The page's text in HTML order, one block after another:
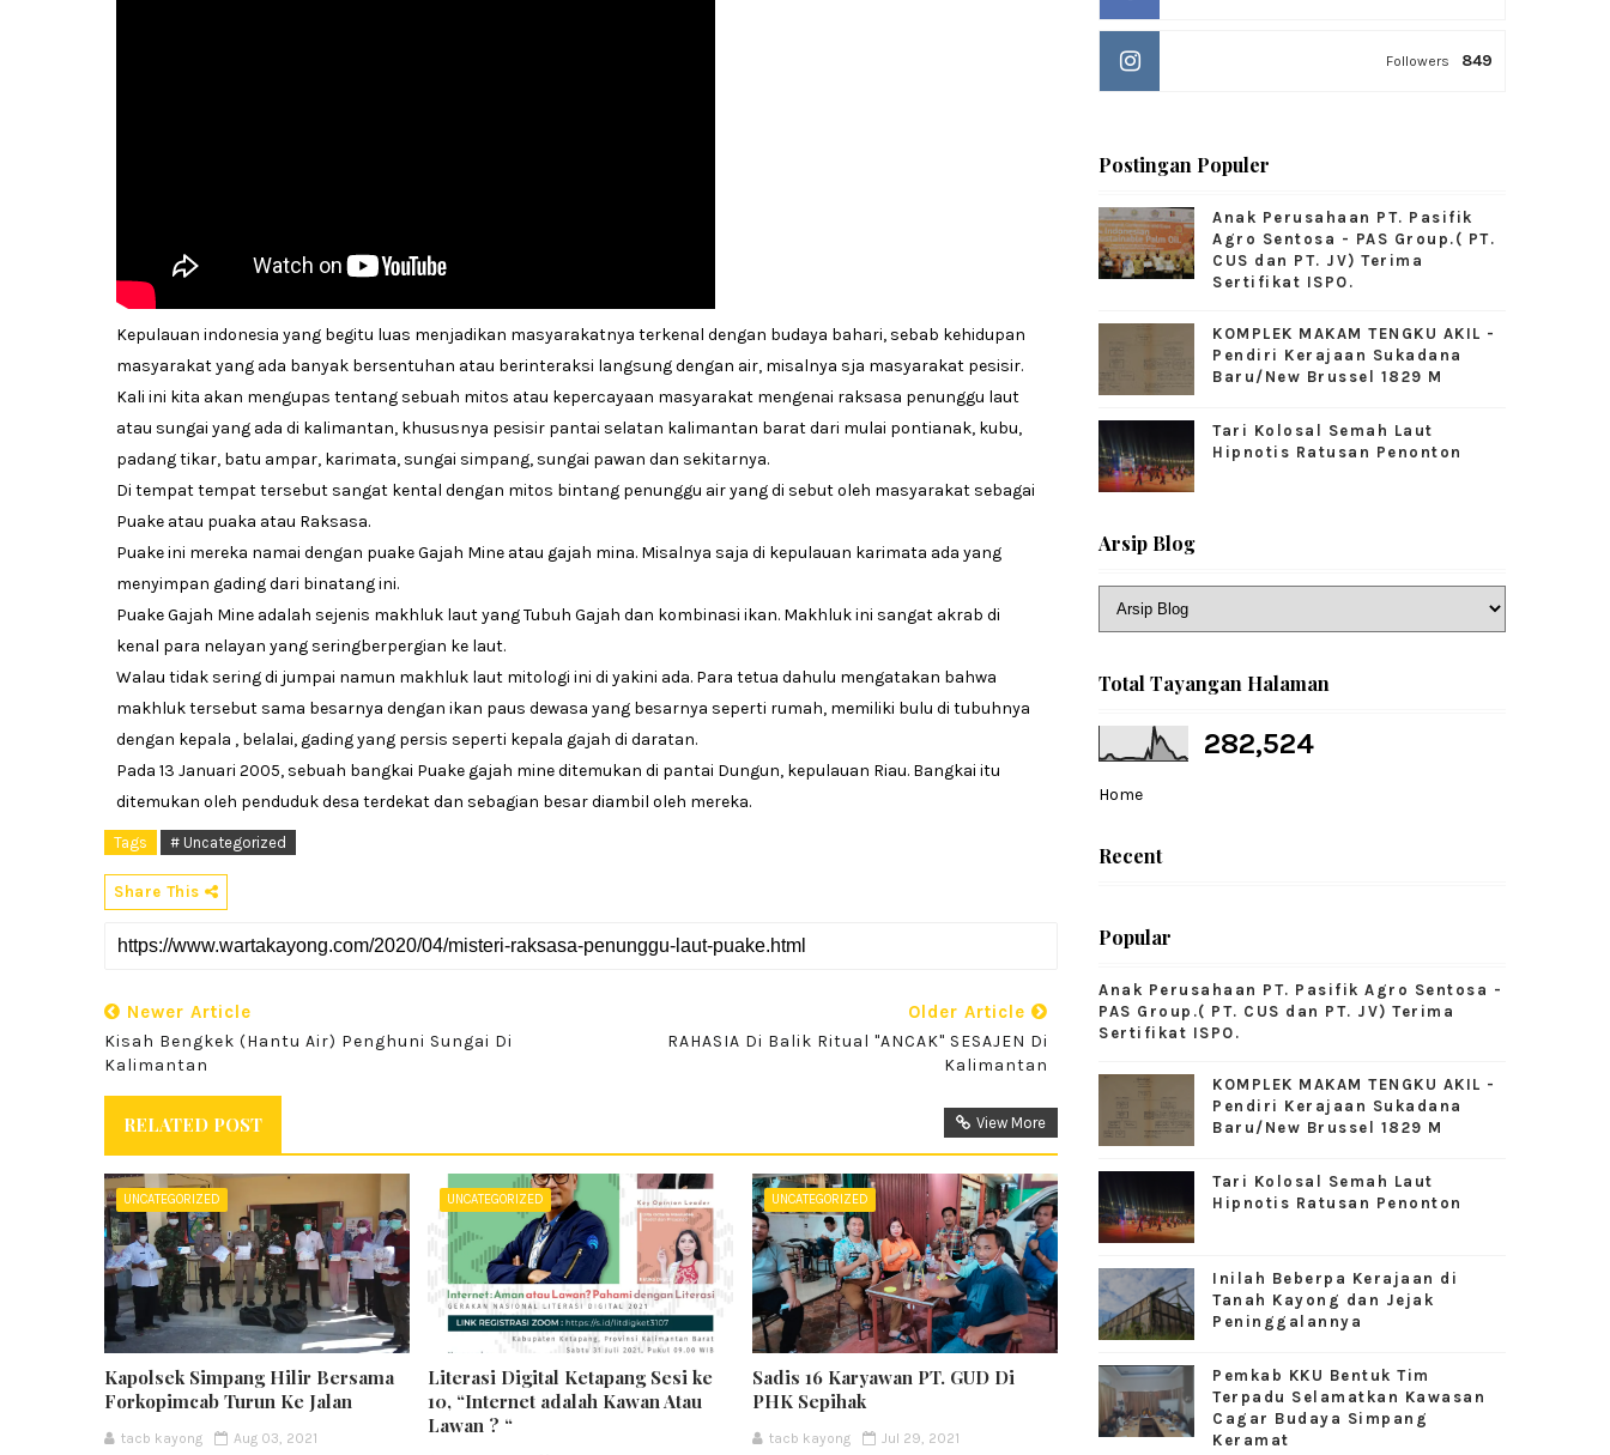
Kepulauan indonesia yang begitu luas menjadikan masyarakatnya terkenal dengan budaya bahari, sebab kehidupan
masyarakat yang ada banyak bersentuhan atau berinteraksi langsung dengan air, misalnya sja masyarakat pesisir.
Kali ini kita akan mengupas tentang sebuah mitos atau kepercayaan masyarakat mengenai raksasa penunggu laut
atau sungai yang ada di kalimantan, khususnya pesisir pantai selatan kalimantan barat dari mulai pontianak, kubu,
padang tikar, batu ampar, karimata, sungai simpang, sungai pawan dan sekitarnya.
Di tempat tempat tersebut sangat kental dengan mitos bintang penunggu air yang di sebut oleh masyarakat sebagai
Puake atau puaka atau Raksasa.
Puake ini mereka namai dengan puake Gajah Mine atau gajah mina. Misalnya saja di kepulauan karimata ada yang
menyimpan gading dari binatang ini.
Puake Gajah Mine adalah sejenis makhluk laut yang Tubuh Gajah dan kombinasi ikan. Makhluk ini sangat akrab di
kenal para nelayan yang seringberpergian ke laut.
Walau tidak sering di jumpai namun makhluk laut mitologi ini di yakini ada. Para tetua dahulu mengatakan bahwa
makhluk tersebut sama besarnya dengan ikan paus dewasa yang besarnya seperti rumah, memiliki bulu di tubuhnya
dengan kepala , belalai, gading yang persis seperti kepala gajah di daratan.
Pada 13 Januari 2005, sebuah bangkai Puake gajah mine ditemukan di pantai Dungun, kepulauan Riau. Bangkai itu
ditemukan oleh penduduk desa terdekat dan sebagian besar diambil oleh mereka.
Tags # Uncategorized
Share This
Newer Article
Kisah Bengkek (Hantu Air) Penghuni Sungai Di
Kalimantan
Older Article
RAHASIA Di Balik Ritual "ANCAK" SESAJEN Di
Kalimantan
RELATED POST View More
UNCATEGORIZED
Kapolsek Simpang Hilir Bersama
Forkopimcab Turun Ke Jalan
tacb kayong Aug 03, 2021
UNCATEGORIZED
Literasi Digital Ketapang Sesi ke
10, “Internet adalah Kawan Atau
Lawan ? “
UNCATEGORIZED
Sadis 16 Karyawan PT. GUD Di
PHK Sepihak
tacb kayong Jul 29, 2021
849
Followers
Postingan Populer
Anak Perusahaan PT. Pasifik
Agro Sentosa - PAS Group.( PT.
CUS dan PT. JV) Terima
Sertifikat ISPO.
KOMPLEK MAKAM TENGKU AKIL -
Pendiri Kerajaan Sukadana
Baru/New Brussel 1829 M
Tari Kolosal Semah Laut
Hipnotis Ratusan Penonton
Arsip Blog
Total Tayangan Halaman
282,524
Home
Recent
Popular
Anak Perusahaan PT. Pasifik Agro Sentosa -
PAS Group.( PT. CUS dan PT. JV) Terima
Sertifikat ISPO.
KOMPLEK MAKAM TENGKU AKIL -
Pendiri Kerajaan Sukadana
Baru/New Brussel 1829 M
Tari Kolosal Semah Laut
Hipnotis Ratusan Penonton
Inilah Beberpa Kerajaan di
Tanah Kayong dan Jejak
Peninggalannya
Pemkab KKU Bentuk Tim
Terpadu Selamatkan Kawasan
Cagar Budaya Simpang
Keramat